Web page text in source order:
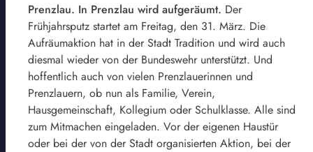
Prenzlau. In Prenzlau wird aufgeräumt. Der
Frühjahrsputz startet am Freitag, den 31. März. Die
Aufräumaktion hat in der Stadt Tradition und wird auch
diesmal wieder von der Bundeswehr unterstützt. Und
hoffentlich auch von vielen Prenzlauerinnen und
Prenzlauern, ob nun als Familie, Verein,
Hausgemeinschaft, Kollegium oder Schulklasse. Alle sind
zum Mitmachen eingeladen. Vor der eigenen Haustür
oder bei der von der Stadt organisierten Aktion, bei der